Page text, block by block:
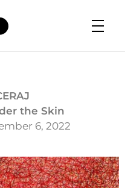
the Skin
6, 2022